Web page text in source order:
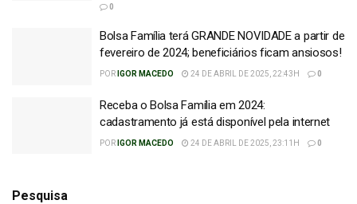
0
Bolsa Família terá GRANDE NOVIDADE a partir de
fevereiro de 2024; beneficiários ficam ansiosos!
POR IGOR MACEDO 24 DE ABRIL DE 2025, 22:43H 0
Receba o Bolsa Família em 2024:
cadastramento já está disponível pela internet
POR IGOR MACEDO 24 DE ABRIL DE 2025, 23:11H 0
Pesquisa